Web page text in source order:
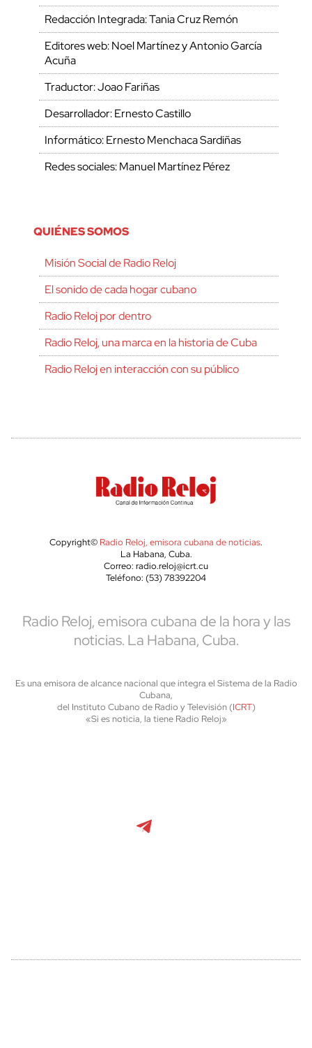
Redacción Integrada: Tania Cruz Remón
Editores web: Noel Martínez y Antonio García
Acuña
Traductor: Joao Fariñas
Desarrollador: Ernesto Castillo
Informático: Ernesto Menchaca Sardiñas
Redes sociales: Manuel Martínez Pérez
QUIÉNES SOMOS
Misión Social de Radio Reloj
El sonido de cada hogar cubano
Radio Reloj por dentro
Radio Reloj, una marca en la historia de Cuba
Radio Reloj en interacción con su público
Copyright© Radio Reloj, emisora cubana de noticias.
La Habana, Cuba.
Correo: radio.reloj@icrt.cu
Teléfono: (53) 78392204
Radio Reloj, emisora cubana de la hora y las
noticias. La Habana, Cuba.
Es una emisora de alcance nacional que integra el Sistema de la Radio
Cubana,
del Instituto Cubano de Radio y Televisión (ICRT)
«Si es noticia, la tiene Radio Reloj»